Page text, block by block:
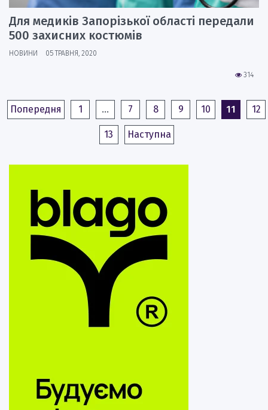
Для медиків Запорізької області передали
500 захисних костюмів
НОВИНИ 05 ТРАВНЯ, 2020
314
Попередня 1 … 7 8 9 10 11 12
13 Наступна